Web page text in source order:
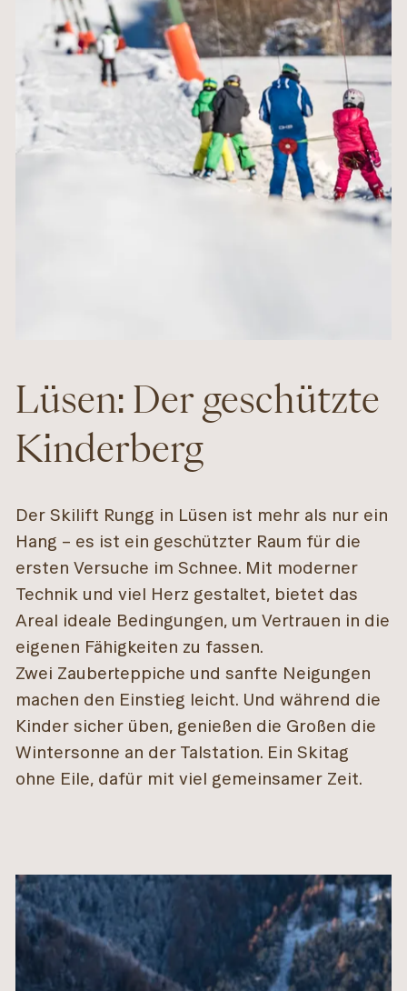
Lüsen: Der geschützte
Kinderberg
Der Skilift Rungg in Lüsen ist mehr als nur ein
Hang – es ist ein geschützter Raum für die
ersten Versuche im Schnee. Mit moderner
Technik und viel Herz gestaltet, bietet das
Areal ideale Bedingungen, um Vertrauen in die
eigenen Fähigkeiten zu fassen.
Zwei Zauberteppiche und sanfte Neigungen
machen den Einstieg leicht. Und während die
Kinder sicher üben, genießen die Großen die
Wintersonne an der Talstation. Ein Skitag
ohne Eile, dafür mit viel gemeinsamer Zeit.